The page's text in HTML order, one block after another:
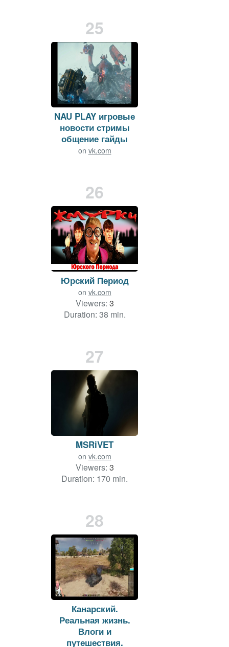
25
NAU PLAY игровые
новости стримы
общение гайды
on vk.com
26
Юрский Период
on vk.com
Viewers: 3
Duration: 38 min.
27
MSRiVET
on vk.com
Viewers: 3
Duration: 170 min.
28
Канарский.
Реальная жизнь.
Влоги и
путешествия.